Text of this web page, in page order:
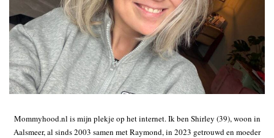
Mommyhood.nl is mijn plekje op het internet. Ik ben Shirley (39), woon in
Aalsmeer, al sinds 2003 samen met Raymond, in 2023 getrouwd en moeder